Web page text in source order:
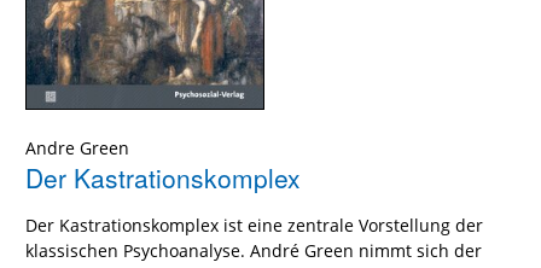
Andre Green
Der Kastrationskomplex
Der Kastrationskomplex ist eine zentrale Vorstellung der
klassischen Psychoanalyse. André Green nimmt sich der